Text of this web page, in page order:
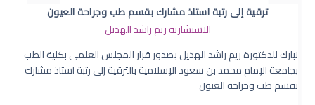
ترقية إلى رتبة استاذ مشارك بقسم طب وجراحة العيون
الاستشارية ريم راشد الهذيل
نبارك للدكتورة ريم راشد الهذيل بصدور قرار المجلس العلمي بكلية الطب
بجامعة الإمام محمد بن سعود الإسلامية بالترقية إلى رتبة استاذ مشارك
بقسم طب وجراحة العيون